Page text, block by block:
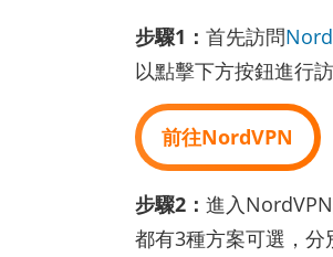
步驟1： 首先訪問
以點擊下方按鈕進行訪
前往NordVPN
步驟2： 進入
都有3種方案可選，